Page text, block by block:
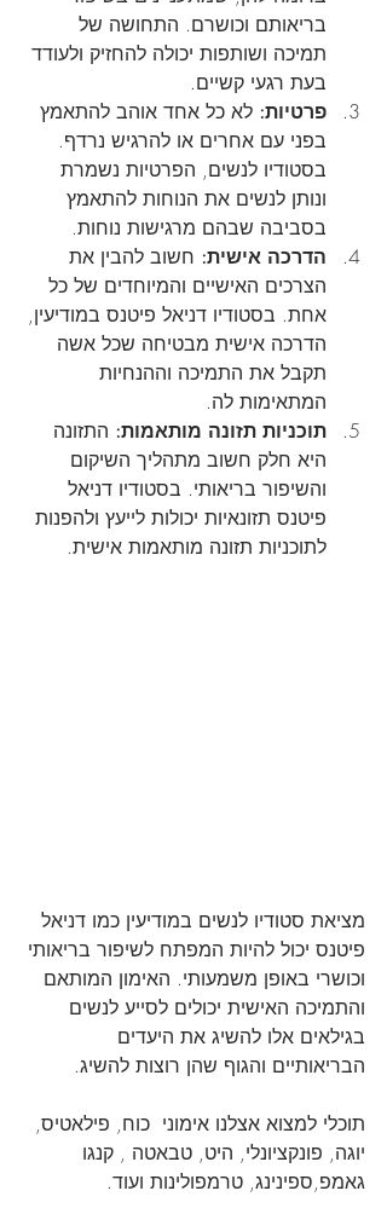
בריאותם וכושרם. התחושה של
תמיכה ושותפות יכולה להחזיק ולעודד
בעת רגעי קשיים.
פרטיות: לא כל אחד אוהב להתאמץ
בפני עם אחרים או להרגיש נרדף.
בסטודיו לנשים, הפרטיות נשמרת
ונותן לנשים את הנוחות להתאמץ
בסביבה שבהם מרגישות נוחות.
הדרכה אישית: חשוב להבין את
הצרכים האישיים והמיוחדים של כל
אחת. בסטודיו דניאל פיטנס במודיעין,
הדרכה אישית מבטיחה שכל אשה
תקבל את התמיכה וההנחיות
המתאימות לה.
תוכניות תזונה מותאמות: התזונה
היא חלק חשוב מתהליך השיקום
והשיפור בריאותי. בסטודיו דניאל
פיטנס תזונאיות יכולות לייעץ ולהפנות
לתוכניות תזונה מותאמות אישית.
מציאת סטודיו לנשים במודיעין כמו דניאל
פיטנס יכול להיות המפתח לשיפור בריאותי
וכושרי באופן משמעותי. האימון המותאם
והתמיכה האישית יכולים לסייע לנשים
בגילאים אלו להשיג את היעדים
הבריאותיים והגוף שהן רוצות להשיג.
תוכלי למצוא אצלנו אימוני  כוח, פילאטיס,
יוגה, פונקציונלי, היט, טבאטה , קנגו
גאמפ,ספינינג, טרמפולינות ועוד.